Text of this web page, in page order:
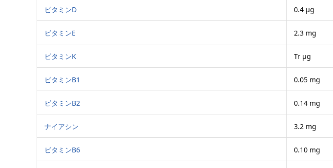
ビタミンD 0.4 μg
ビタミンE 2.3 mg
ビタミンK Tr μg
ビタミンB1 0.05 mg
ビタミンB2 0.14 mg
ナイアシン 3.2 mg
ビタミンB6 0.10 mg